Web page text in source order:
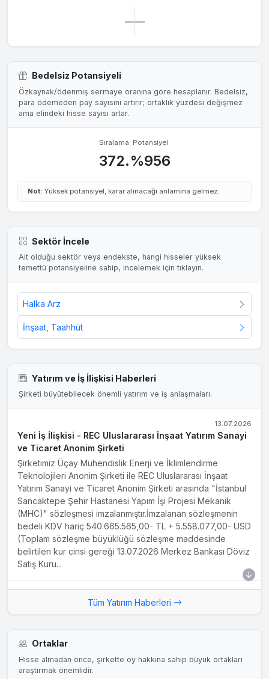
——
Bedelsiz Potansiyeli
Özkaynak/ödenmiş sermaye oranına göre hesaplanır. Bedelsiz,
para ödemeden pay sayısını artırır; ortaklık yüzdesi değişmez
ama elindeki hisse sayısı artar.
Sıralama
372.
Potansiyel
%956
Not: Yüksek potansiyel, karar alınacağı anlamına gelmez.
Sektör İncele
Ait olduğu sektör veya endekste, hangi hisseler yüksek
temettü potansiyeline sahip, incelemek için tıklayın.
Halka Arz
İnşaat, Taahhüt
Yatırım ve İş İlişkisi Haberleri
Şirketi büyütebilecek önemli yatırım ve iş anlaşmaları.
13.07.2026
Yeni İş İlişkisi - REC Uluslararası İnşaat Yatırım Sanayi
ve Ticaret Anonim Şirketi
Şirketimiz Üçay Mühendislik Enerji ve İklimlendirme
Teknolojileri Anonim Şirketi ile REC Uluslararası İnşaat
Yatırım Sanayi ve Ticaret Anonim Şirketi arasında "İstanbul
Sancaktepe Şehir Hastanesi Yapım İşi Projesi Mekanik
(MHC)" sözleşmesi imzalanmıştır.İmzalanan sözleşmenin
bedeli KDV hariç 540.665.565,00- TL + 5.558.077,00- USD
(Toplam sözleşme büyüklüğü sözleşme maddesinde
belirtilen kur cinsi gereği 13.07.2026 Merkez Bankası Döviz
Satış Kuru...
Maddi Duran Varlık (Arsa) Alımı Hk.
Şirketimizin faaliyet hacmindeki genişlemeye paralel olarak
depolama ve lojistik ihtiyaçlarının karşılanması, lojistik
maliyetlerinin düşürülmesi ve operasyonel giderlerin
Tüm Yatırım Haberleri
Ortaklar
Hisse almadan önce, şirkette oy hakkına sahip büyük ortakları
araştırmak önemlidir.